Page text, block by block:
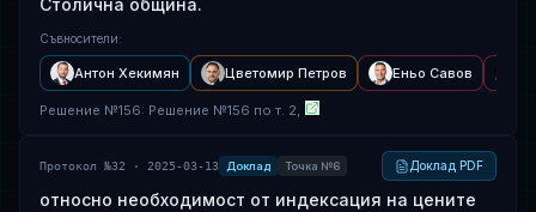
Столична община.
Съвносители:
Антон Хекимян Цветомир Петров Еньо Савов
Решение №156: Решение №156 по т. 2,
Протокол №32 · 2025-03-13 Доклад Точка №6 Доклад PDF
относно необходимост от индексация на цените